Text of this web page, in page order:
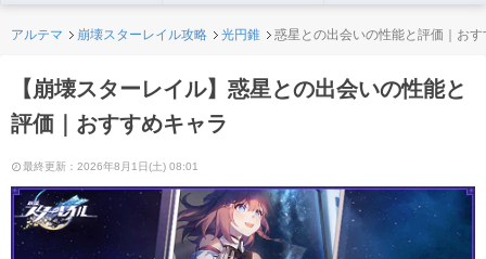
アルテマ 崩壊スターレイル攻略 光円錐 惑星との出会いの性能と評価｜お
【崩壊スターレイル】惑星との出会いの性能と
評価｜おすすめキャラ
最終更新：2026年8月1日(土) 08:01